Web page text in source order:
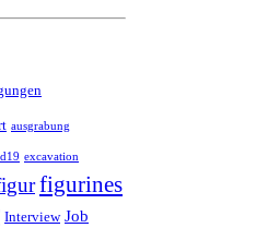
ausgrabung
excavation
figurines
Interview Job